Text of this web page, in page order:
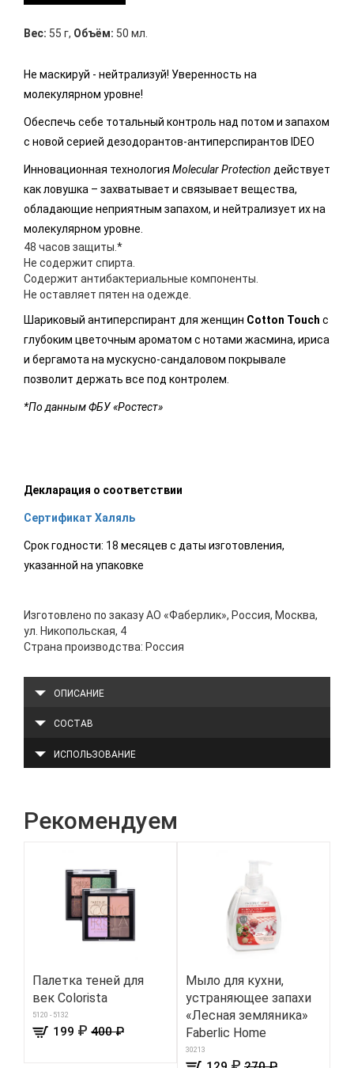
Вес: 55 г, Объём: 50 мл.
Не маскируй - нейтрализуй! Уверенность на
молекулярном уровне!
Обеспечь себе тотальный контроль над потом и запахом
с новой серией дезодорантов-антиперспирантов IDEO
Инновационная технология Molecular Protection действует
как ловушка – захватывает и связывает вещества,
обладающие неприятным запахом, и нейтрализует их на
молекулярном уровне.
48 часов защиты.*
Не содержит спирта.
Содержит антибактериальные компоненты.
Не оставляет пятен на одежде.
Шариковый антиперспирант для женщин Cotton Touch с
глубоким цветочным ароматом с нотами жасмина, ириса
и бергамота на мускусно-сандаловом покрывале
позволит держать все под контролем.
*По данным ФБУ «Ростест»
Декларация о соответствии
Сертификат Халяль
Срок годности: 18 месяцев с даты изготовления,
указанной на упаковке
Изготовлено по заказу АО «Фаберлик», Россия, Москва,
ул. Никопольская, 4
Страна производства: Россия
ОПИСАНИЕ
СОСТАВ
ИСПОЛЬЗОВАНИЕ
Рекомендуем
Палетка теней для
век Colorista
5120 - 5132
199 ₽ 400 ₽
Мыло для кухни,
устраняющее запахи
«Лесная земляника»
Faberlic Home
30213